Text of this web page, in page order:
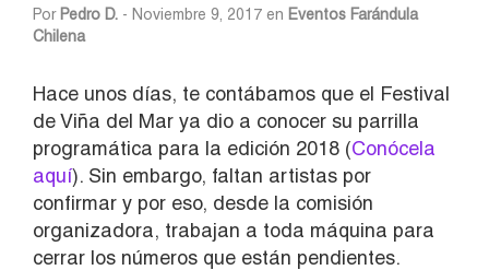
Por Pedro D. - Noviembre 9, 2017 en Eventos Farándula
Chilena
Hace unos días, te contábamos que el Festival
de Viña del Mar ya dio a conocer su parrilla
programática para la edición 2018 (Conócela
aquí). Sin embargo, faltan artistas por
confirmar y por eso, desde la comisión
organizadora, trabajan a toda máquina para
cerrar los números que están pendientes.